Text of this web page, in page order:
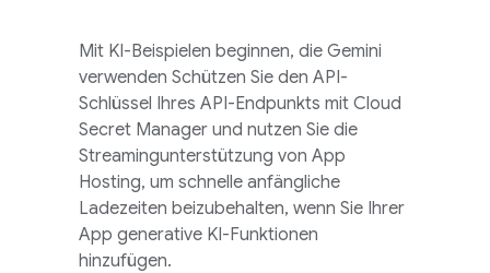
Mit KI-Beispielen beginnen, die Gemini
verwenden Schützen Sie den API-
Schlüssel Ihres API-Endpunkts mit Cloud
Secret Manager und nutzen Sie die
Streamingunterstützung von App
Hosting, um schnelle anfängliche
Ladezeiten beizubehalten, wenn Sie Ihrer
App generative KI-Funktionen
hinzufügen.